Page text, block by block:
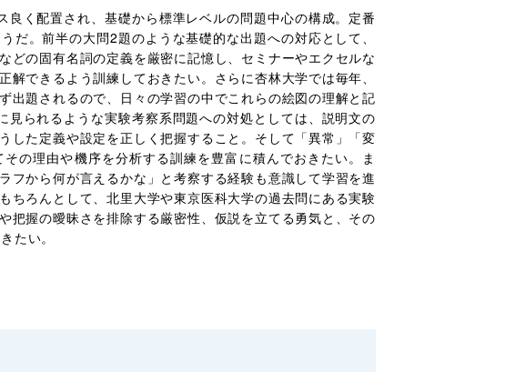
く配置され、基礎から標準レベルの問題中心の構成。定番
。前半の大問2題のような基礎的な出題への対応として、
どの固有名詞の定義を厳密に記憶し、セミナーやエクセルな
できるよう訓練しておきたい。さらに杏林大学では毎年、
出題されるので、日々の学習の中でこれらの絵図の理解と記
られるような実験考察系問題への対処としては、説明文の
した定義や設定を正しく把握すること。そして「異常」「変
の理由や機序を分析する訓練を豊富に積んでおきたい。ま
フから何が言えるかな」と考察する経験も意識して学習を進
ちろんとして、北里大学や東京医科大学の過去問にある実験
把握の曖昧さを排除する厳密性、仮説を立てる勇気と、その
たい。